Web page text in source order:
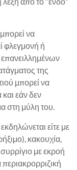
να
φλεγμονή ή
επανειλλημένων
της
μπορεί να
εάν δεν
στη μύλη του.
είτε με
κακουχία,
με εκροή